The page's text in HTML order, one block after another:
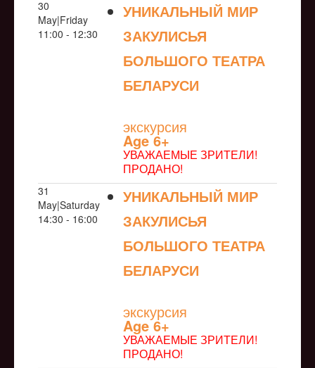
30
May|Friday
11:00 - 12:30
УНИКАЛЬНЫЙ МИР
ЗАКУЛИСЬЯ
БОЛЬШОГО ТЕАТРА
БЕЛАРУСИ
экскурсия
Age 6+
УВАЖАЕМЫЕ ЗРИТЕЛИ!
ПРОДАНО!
31
May|Saturday
14:30 - 16:00
УНИКАЛЬНЫЙ МИР
ЗАКУЛИСЬЯ
БОЛЬШОГО ТЕАТРА
БЕЛАРУСИ
экскурсия
Age 6+
УВАЖАЕМЫЕ ЗРИТЕЛИ!
ПРОДАНО!